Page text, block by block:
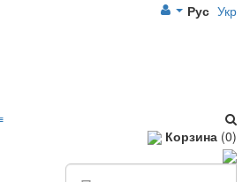
Рус Укр
Корзина (0)